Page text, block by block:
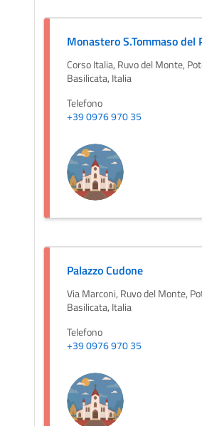
Monastero S.Tommaso del
Corso Italia, Ruvo del Monte,
Basilicata, Italia
Telefono
+39 0976 970 35
Palazzo Cudone
Via Marconi, Ruvo del Monte,
Basilicata, Italia
Telefono
+39 0976 970 35